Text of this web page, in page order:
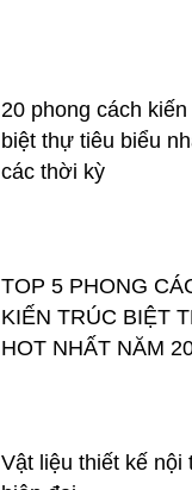
20 phong cách
biệt thự tiêu biểu
các thời kỳ
TOP 5 PHONG
KIẾN TRÚC BIỆT
HOT NHẤT NĂM
Vật liệu thiết kế nội